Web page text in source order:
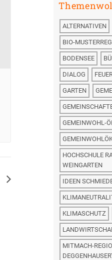
ALTERNATIVEN
BIO-
BODENSEE
DIALOG
GARTEN
GEMEINWOHL-
HOCHSCHULE
WEINGARTEN
IDEEN
KLIMASCHUTZ
MITMACH-